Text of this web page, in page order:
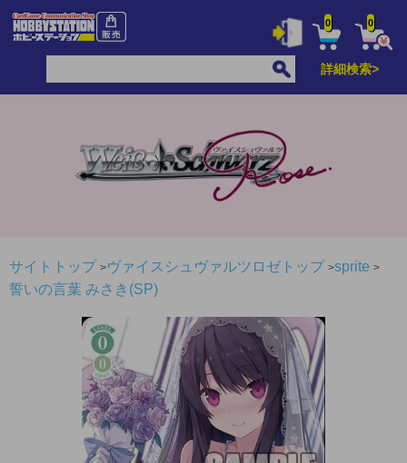
0 0
詳細検索>
サイトトップ ヴァイスシュヴァルツロゼトップ
sprite
誓いの言葉 みさき(SP)